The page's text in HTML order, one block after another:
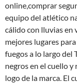
online,comprar
equipo del atlético
cálido con lluvias en
mejores lugares
fuegos a lo largo del
negros en el cuello
logo de la marca. El